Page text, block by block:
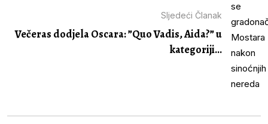
Sljedeći Članak
Večeras dodjela Oscara: ”Quo Vadis, Aida?” u
kategoriji...